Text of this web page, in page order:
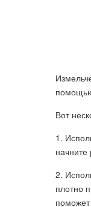
Вот
1.
2.
плотно
поможет